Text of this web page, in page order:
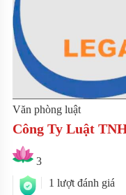
Văn phòng luật
Công Ty Luật
3
1 lượt đánh giá